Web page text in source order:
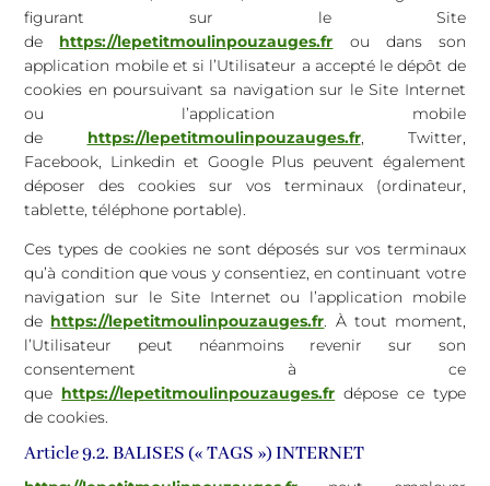
figurant sur le Site
de
https://lepetitmoulinpouzauges.fr
ou dans son
application mobile et si l’Utilisateur a accepté le dépôt de
cookies en poursuivant sa navigation sur le Site Internet
ou l’application mobile
de
https://lepetitmoulinpouzauges.fr, Twitter,
Facebook, Linkedin et Google Plus peuvent également
déposer des cookies sur vos terminaux (ordinateur,
tablette, téléphone portable).
Ces types de cookies ne sont déposés sur vos terminaux
qu’à condition que vous y consentiez, en continuant votre
navigation sur le Site Internet ou l’application mobile
de https://lepetitmoulinpouzauges.fr. À tout moment,
l’Utilisateur peut néanmoins revenir sur son
consentement à ce
que https://lepetitmoulinpouzauges.fr dépose ce type
de cookies.
Article 9.2. BALISES (« TAGS ») INTERNET